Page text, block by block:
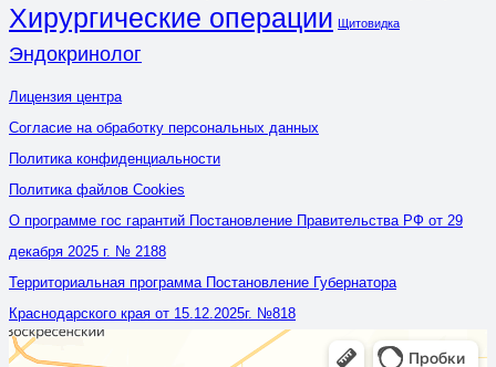
Хирургические операции Щитовидка
Эндокринолог
Лицензия центра
Согласие на обработку персональных данных
Политика конфиденциальности
Политика файлов Cookies
О программе гос гарантий Постановление Правительства РФ от 29
декабря 2025 г. № 2188
Территориальная программа Постановление Губернатора
Краснодарского края от 15.12.2025г. №818